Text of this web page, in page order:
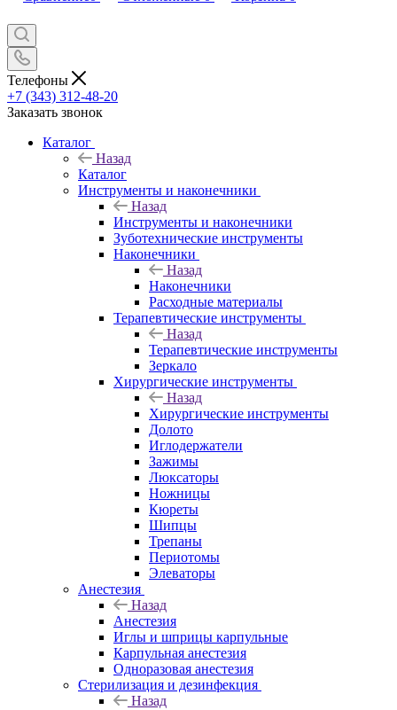
Телефоны
+7 (343) 312-48-20
Заказать звонок
Каталог
Назад
Каталог
Инструменты и наконечники
Назад
Инструменты и наконечники
Зуботехнические инструменты
Наконечники
Назад
Наконечники
Расходные материалы
Терапевтические инструменты
Назад
Терапевтические инструменты
Зеркало
Хирургические инструменты
Назад
Хирургические инструменты
Долото
Иглодержатели
Зажимы
Люксаторы
Ножницы
Кюреты
Шипцы
Трепаны
Периотомы
Элеваторы
Анестезия
Назад
Анестезия
Иглы и шприцы карпульные
Карпульная анестезия
Одноразовая анестезия
Стерилизация и дезинфекция
Назад